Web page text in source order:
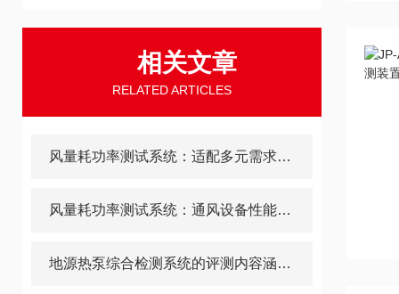
相关文章
RELATED ARTICLES
风量耗功率测试系统：适配多元需求的“全能测试工具”
风量耗功率测试系统：通风设备性能的“客观标尺”
地源热泵综合检测系统的评测内容涵盖多个维度